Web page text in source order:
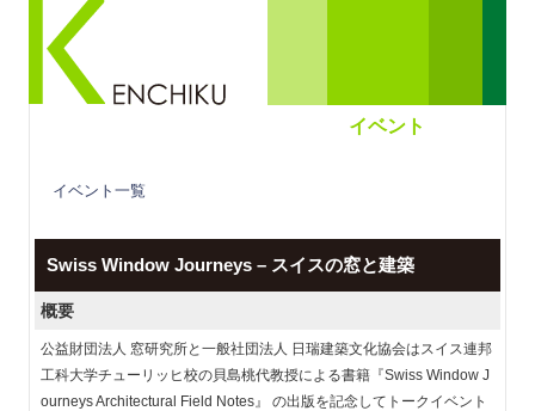
イベント
イベント一覧
Swiss Window Journeys – スイスの窓と建築
概要
公益財団法人 窓研究所と一般社団法人 日瑞建築文化協会はスイス連邦
工科大学チューリッヒ校の貝島桃代教授による書籍『Swiss Window J
ourneys Architectural Field Notes』 の出版を記念してトークイベント